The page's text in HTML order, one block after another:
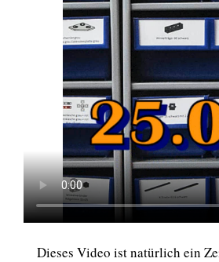
Dieses Video ist natürlich ein